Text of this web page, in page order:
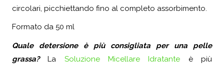
circolari, picchiettando fino al completo assorbimento.
Formato da 50 ml
Quale detersione è più consigliata per una pelle
grassa?La Soluzione Micellare Idratante è più